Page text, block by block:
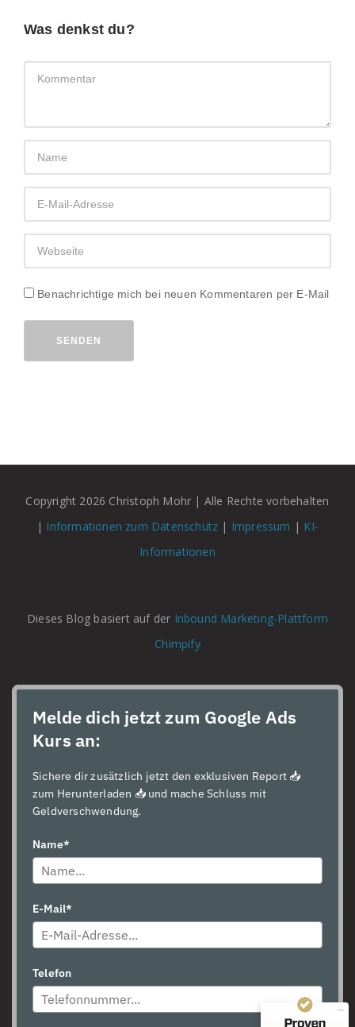
Was denkst du?
Benachrichtige mich bei neuen Kommentaren per E-Mail
SENDEN
Copyright 2026 Christoph Mohr | Alle Rechte vorbehalten
| Informationen zum Datenschutz | Impressum | KI-
Informationen
Dieses Blog basiert auf der Inbound Marketing-Plattform
Chimpify
Melde dich jetzt zum Google Ads
Kurs an:
Sichere dir zusätzlich jetzt den exklusiven Report 📥
zum Herunterladen 📥 und mache Schluss mit
Geldverschwendung.
Name*
E-Mail*
Telefon
100%
233
79